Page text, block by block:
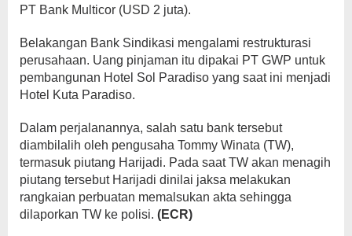
PT Bank Multicor (USD 2 juta).
Belakangan Bank Sindikasi mengalami restrukturasi
perusahaan. Uang pinjaman itu dipakai PT GWP untuk
pembangunan Hotel Sol Paradiso yang saat ini menjadi
Hotel Kuta Paradiso.
Dalam perjalanannya, salah satu bank tersebut
diambilalih oleh pengusaha Tommy Winata (TW),
termasuk piutang Harijadi. Pada saat TW akan menagih
piutang tersebut Harijadi dinilai jaksa melakukan
rangkaian perbuatan memalsukan akta sehingga
dilaporkan TW ke polisi. (ECR)